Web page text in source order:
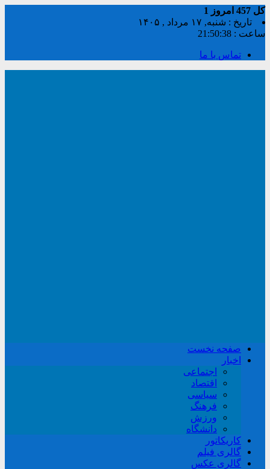
کل امروز
1
تاریخ : شنبه, ۱۷ مرداد , ۱۴۰۵
ساعت : 21:50:39
تماس با ما
صفحه نخست
اخبار
اجتماعی
اقتصاد
سیاسی
فرهنگ
ورزش
دانشگاه
کاریکاتور
گالری فیلم
گالری عکس